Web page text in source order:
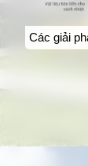
Các giải